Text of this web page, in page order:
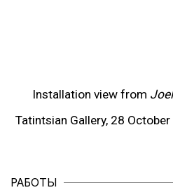
Installation view from
Tatintsian Gallery, 28
РАБОТЫ